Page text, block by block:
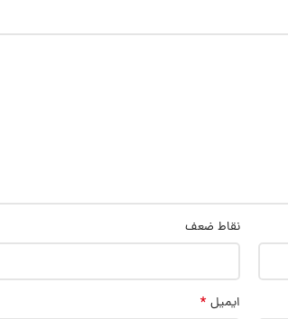
نقاط ضعف
ایمیل *